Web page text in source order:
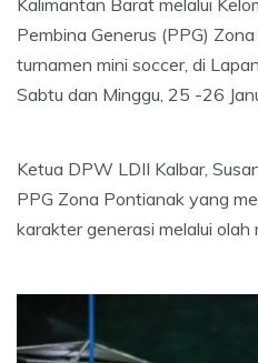
Pembina Generus (PPG)
turnamen mini soccer, di
Sabtu dan Minggu, 25 -26
Ketua DPW LDII Kalbar,
PPG Zona Pontianak yang
karakter generasi melalui olah